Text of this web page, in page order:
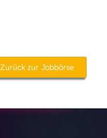
Zurück zur Jobbörse